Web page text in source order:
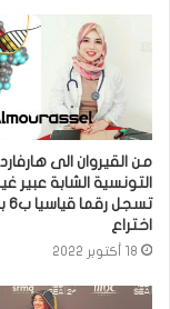
من القيروان الى
التونسية الشابة عبير
اختراع
18 أكتوبر 2022